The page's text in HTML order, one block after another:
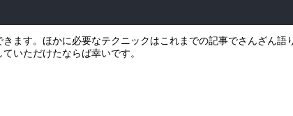
ます。ほかに必要なテクニックはこれまでの記事でさんざん
いただけたならば幸いです。